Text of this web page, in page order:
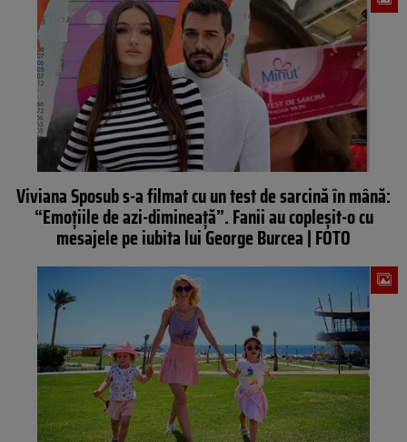
Viviana Sposub s-a filmat cu un test de sarcină în mână:
“Emoțiile de azi-dimineață”. Fanii au copleșit-o cu
mesajele pe iubita lui George Burcea | FOTO